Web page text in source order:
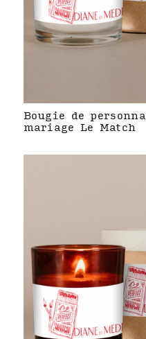
Bougie de
mariage Le Match